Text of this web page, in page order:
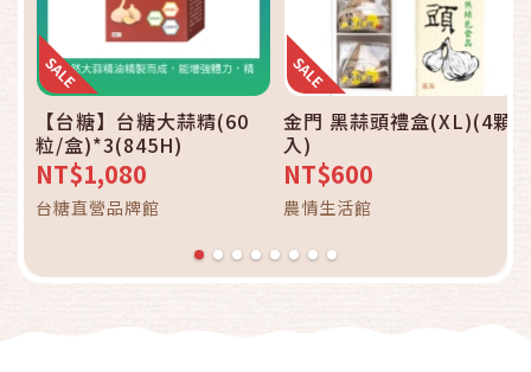
【台糖】台糖大蒜精(60
粒/盒)*3(845H)
NT$1,080
台糖直營品牌館
金門 黑蒜頭禮盒(XL)(4顆
入)
NT$600
農情生活館